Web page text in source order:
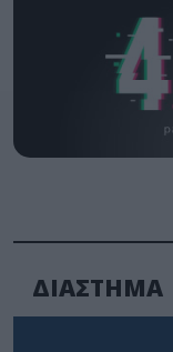
ΔΙΑΣΤΗΜΑ